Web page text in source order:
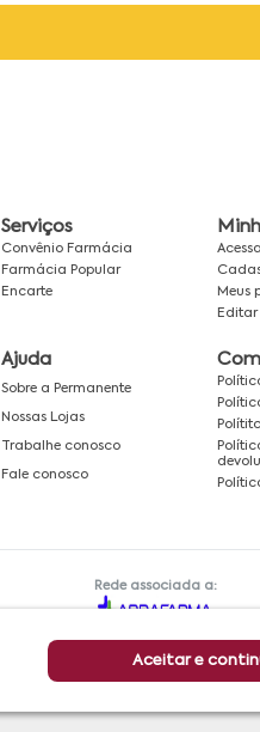
Aceitar e
Serviços
Convênio Farmácia
Farmácia Popular
Encarte
Meus
Editar
Ajuda
Sobre a Permanente
Nossas Lojas
Trabalhe conosco
Fale conosco
Rede associada a: